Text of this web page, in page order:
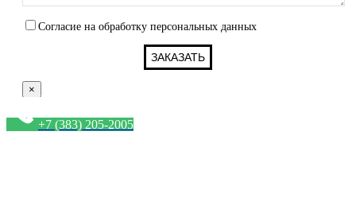
Согласие на обработку персональных данных
×
+7 (383) 205-2005